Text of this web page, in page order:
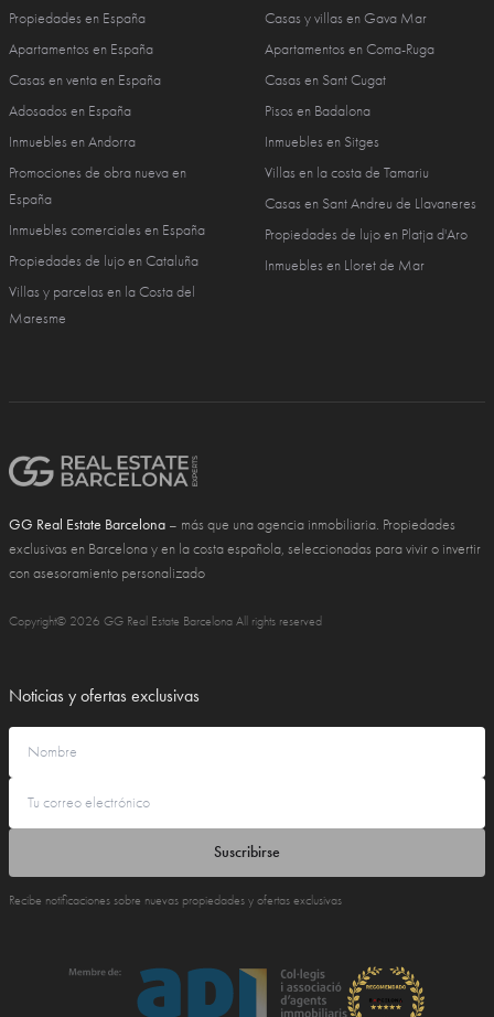
Propiedades en España
Apartamentos en España
Casas en venta en España
Adosados en España
Inmuebles en Andorra
Promociones de obra nueva en
España
Inmuebles comerciales en España
Propiedades de lujo en Cataluña
Villas y parcelas en la Costa del
Maresme
Casas y villas en Gava Mar
Apartamentos en Coma-Ruga
Casas en Sant Cugat
Pisos en Badalona
Inmuebles en Sitges
Villas en la costa de Tamariu
Casas en Sant Andreu de Llavaneres
Propiedades de lujo en Platja d'Aro
Inmuebles en Lloret de Mar
GG Real Estate Barcelona – más que una agencia inmobiliaria. Propiedades
exclusivas en Barcelona y en la costa española, seleccionadas para vivir o invertir
con asesoramiento personalizado
Copyright© 2026 GG Real Estate Barcelona All rights reserved
Noticias y ofertas exclusivas
Suscribirse
Recibe notificaciones sobre nuevas propiedades y ofertas exclusivas